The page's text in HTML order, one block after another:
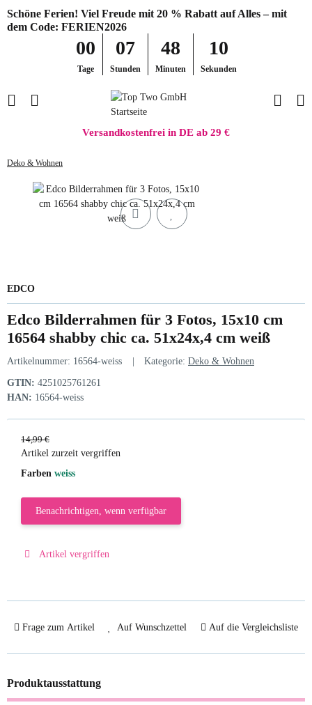
Schöne Ferien! Viel Freude mit 20 % Rabatt auf Alles – mit
dem Code: FERIEN2026
00
Tage
07
Stunden
48
Minuten
10
Sekunden
Versandkostenfrei in DE ab 29 €
Deko & Wohnen
EDCO
Edco Bilderrahmen für 3 Fotos, 15x10 cm
16564 shabby chic ca. 51x24x,4 cm weiß
Artikelnummer: 16564-weiss Kategorie: Deko & Wohnen
GTIN: 4251025761261
HAN: 16564-weiss
14,99 €
Artikel zurzeit vergriffen
Farben weiss
Benachrichtigen, wenn verfügbar
Artikel vergriffen
Frage zum Artikel Auf Wunschzettel Auf die Vergleichsliste
Produktausstattung